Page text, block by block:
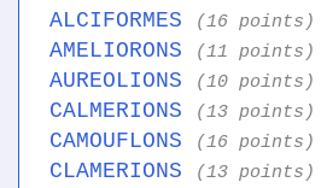
ALCIFORMES (16 points)
AMELIORONS (11 points)
AUREOLIONS (10 points)
CALMERIONS (13 points)
CAMOUFLONS (16 points)
CLAMERIONS (13 points)